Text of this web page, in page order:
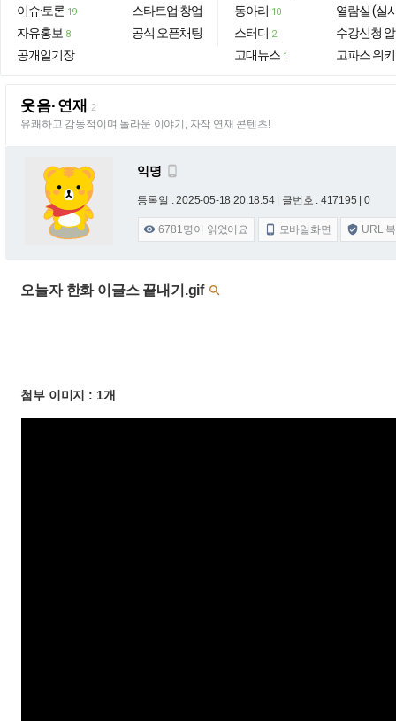
이슈·토론 19
자유홍보 8
공개일기장
스타트업·창업
공식 오픈채팅
동아리 10
스터디 2
고대뉴스 1
열람실 (실
수강신청
고파스 위키
웃음·연재 2
유쾌하고 감동적이며 놀라운 이야기, 자작 연재 콘텐츠!
익명 
등록일 : 2025-05-18 20:18:54 | 글번호 : 417195 | 0
 6781명이 읽었어요  모바일화면  URL
오늘자 한화 이글스 끝내기.gif 
첨부 이미지 : 1개